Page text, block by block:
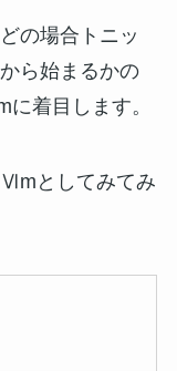
の場合トニッ
ら始まるかの
着目します。
としてみてみ